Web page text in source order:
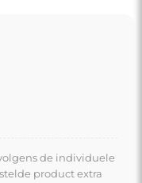
de individuele
product extra